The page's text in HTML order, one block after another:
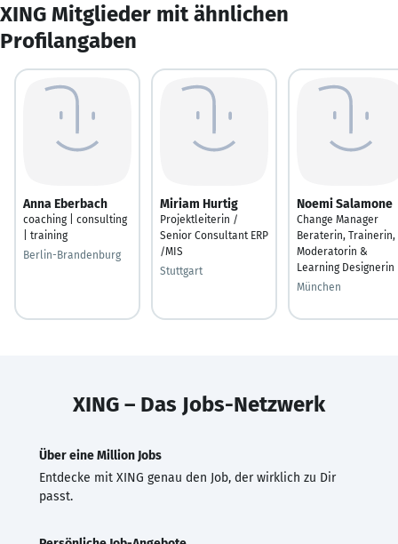
XING Mitglieder mit ähnlichen
Profilangaben
Anna Eberbach
coaching | consulting
| training
Berlin-Brandenburg
Miriam Hurtig
Projektleiterin /
Senior Consultant ERP
/MIS
Stuttgart
Noemi Salamone
Change Manager
Beraterin, Trainerin,
Moderatorin &
Learning Designerin
München
XING – Das Jobs-Netzwerk
Über eine Million Jobs
Entdecke mit XING genau den Job, der wirklich zu Dir
passt.